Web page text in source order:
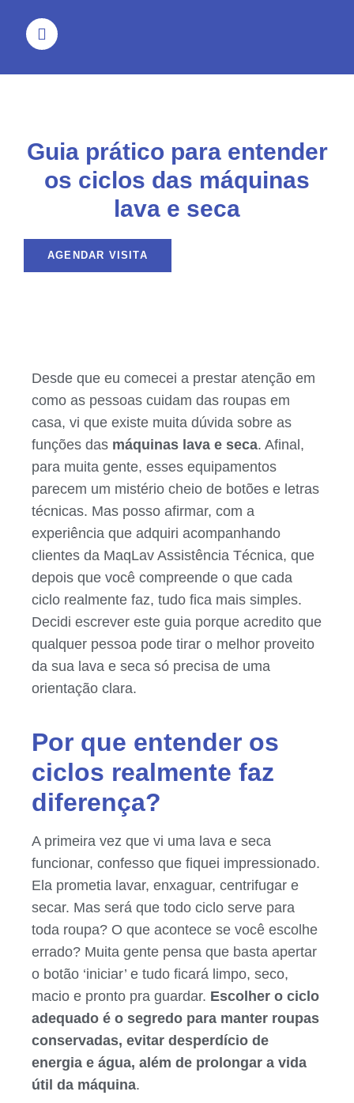
Guia prático para entender
os ciclos das máquinas
lava e seca
AGENDAR VISITA
Desde que eu comecei a prestar atenção em
como as pessoas cuidam das roupas em
casa, vi que existe muita dúvida sobre as
funções das máquinas lava e seca. Afinal,
para muita gente, esses equipamentos
parecem um mistério cheio de botões e letras
técnicas. Mas posso afirmar, com a
experiência que adquiri acompanhando
clientes da MaqLav Assistência Técnica, que
depois que você compreende o que cada
ciclo realmente faz, tudo fica mais simples.
Decidi escrever este guia porque acredito que
qualquer pessoa pode tirar o melhor proveito
da sua lava e seca só precisa de uma
orientação clara.
Por que entender os
ciclos realmente faz
diferença?
A primeira vez que vi uma lava e seca
funcionar, confesso que fiquei impressionado.
Ela prometia lavar, enxaguar, centrifugar e
secar. Mas será que todo ciclo serve para
toda roupa? O que acontece se você escolhe
errado? Muita gente pensa que basta apertar
o botão ‘iniciar’ e tudo ficará limpo, seco,
macio e pronto pra guardar. Escolher o ciclo
adequado é o segredo para manter roupas
conservadas, evitar desperdício de
energia e água, além de prolongar a vida
útil da máquina.